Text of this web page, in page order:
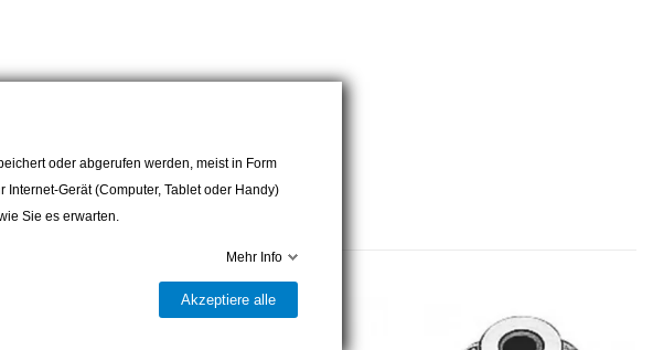
oder abgerufen werden, meist in Form
Gerät (Computer, Tablet oder Handy)
Sie es erwarten.
Mehr Info
Akzeptiere alle